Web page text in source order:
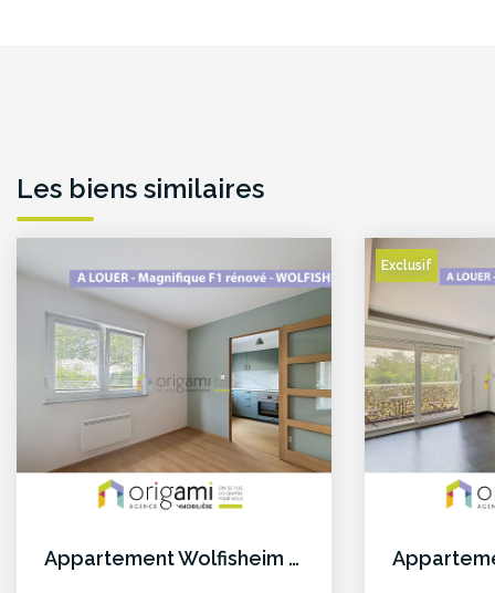
Les biens similaires
Appartement Wolfisheim 1 pièce(s)
Exclusif